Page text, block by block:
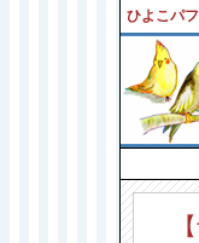
ひよこパ